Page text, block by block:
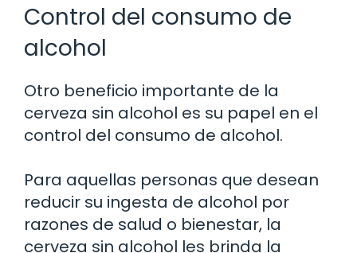
Control del consumo de
alcohol
Otro beneficio importante de la
cerveza sin alcohol es su papel en el
control del consumo de alcohol.
Para aquellas personas que desean
reducir su ingesta de alcohol por
razones de salud o bienestar, la
cerveza sin alcohol les brinda la